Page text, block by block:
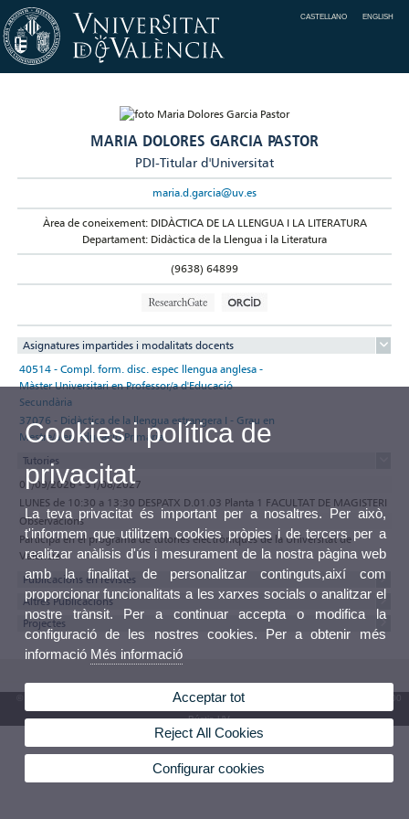
CASTELLANO ENGLISH
MARIA DOLORES GARCIA PASTOR
PDI-Titular d'Universitat
maria.d.garcia@uv.es
Àrea de coneixement: DIDÀCTICA DE LA LLENGUA I LA LITERATURA
Departament: Didàctica de la Llengua i la Literatura
(9638) 64899
Asignatures impartides i modalitats docents
40514 - Compl. form. disc. espec llengua anglesa -
Màster Universitari en Professor/a d'Educació
Secundària
37076 - Didàctica de la llengua estrangera I - Grau en
Mestre/a en Educació Primària
Tutories
01/09/2026 - 31/08/2027
LUNES de 10:30 a 13:30 DESPATX D.01.03 Planta 1 FACULTAT DE MAGISTERI
Observacions
Participa en el programa de tutories electròniques de la Universitat de
València
Publicacions en revistes
Altres Publicacions
Projectes
© 2026 UV. - Av. Blasco Ibáñez, 13. 46010 València. Espanya. Tel. UV: (+34) 963 86 41 00
Bústia UV
Cookies i política de
privacitat
La teva privacitat és important per a nosaltres. Per això,
t'informem que utilitzem cookies pròpies i de tercers per a
realitzar anàlisis d'ús i mesurament de la nostra pàgina web
amb la finalitat de personalitzar continguts,així com
proporcionar funcionalitats a les xarxes socials o analitzar el
nostre trànsit. Per a continuar accepta o modifica la
configuració de les nostres cookies. Per a obtenir més
informació Més informació
Acceptar tot
Reject All Cookies
Configurar cookies